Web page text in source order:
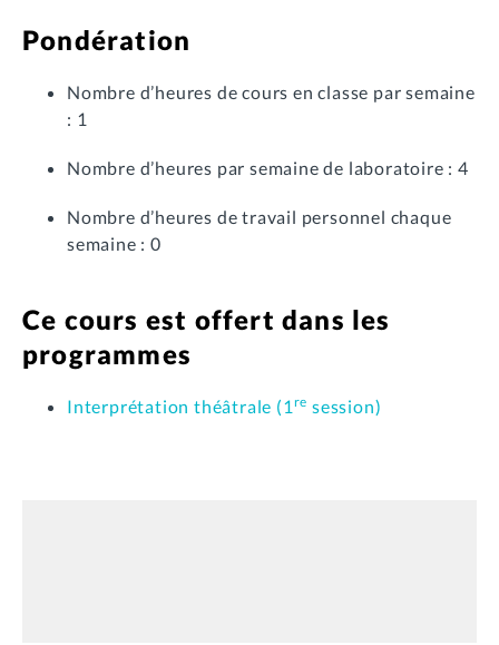
Pondération
Nombre d’heures de cours en classe par semaine
: 1
Nombre d’heures par semaine de laboratoire : 4
Nombre d’heures de travail personnel chaque
semaine : 0
Ce cours est offert dans les
programmes
Interprétation théâtrale (1 re session)